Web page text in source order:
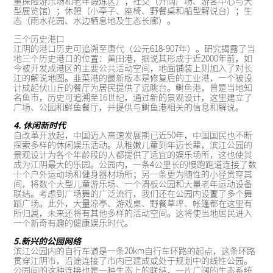
型展览馆）；休憩（小亭子、座椅、野餐桌和船型解说台）；生
态（雨水花园、水边栖息地及生态长廊）。
三个历史港口
江阴的港口历史可追溯至唐代（公元618-907年）。研究揭露了当
地三个历史港口的位置：黄田港，据说其形成于近2000年前，如
今被开发成港区的主要公共活动空间，地面铺装上则加入了对长
江的解说地图。韭菜港的最新版本是修复后的工业港，一个被设
计成起伏山丘的餐厅为居民提供了远眺台。鲥鱼港，曾是当地知
名鱼市，历史可追溯至16世纪，通过新的景观设计，这里建立了
广场、公园和鲜鱼餐厅，并提供与鲥鱼港相关的信息和解说。
4. 休闲新时代
自改革开放起，中国迈入高速发展期已近50年，中国国民也不断
探索多样的休闲娱乐活动。从稚嫩儿童到年迈长辈，滨江公园的
景观设计为各个年龄段的人都提供了适宜的娱乐场所，这也使其
成为江阴最大的乐园。公园内，一条4公里长的慢跑跑道连接了数
十个户外运动场和健身器材场所；另一条更为随性的小径贯穿其
间，将数个大型儿童游乐场、一个滑板公园和大量老年运动设备
联结。考虑到广场舞的广泛流行，我们还在公园内设置了多个舞
蹈广场。此外，大量凉亭、游戏桌、野餐草坪、帐篷都在这里有
所归属，未来还将有其他多样的活动空间。这将使当地居民进入
一个新奇有趣的健康娱乐时代。
5.新兴的公园网络
滨江公园内的自行车道是一条20km自行车环路的起点，这条环路
贯穿江阴市，沿途连接了市内已建成或处于规划中的线性公园。
公园间的这种连接也是一种生态上的联结，一片广阔的生态系统